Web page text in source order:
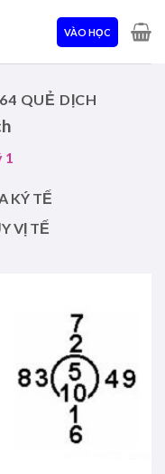
VÀO HỌC
64 QUẺ DỊCH
1
KÝ TẾ
VỊ TẾ